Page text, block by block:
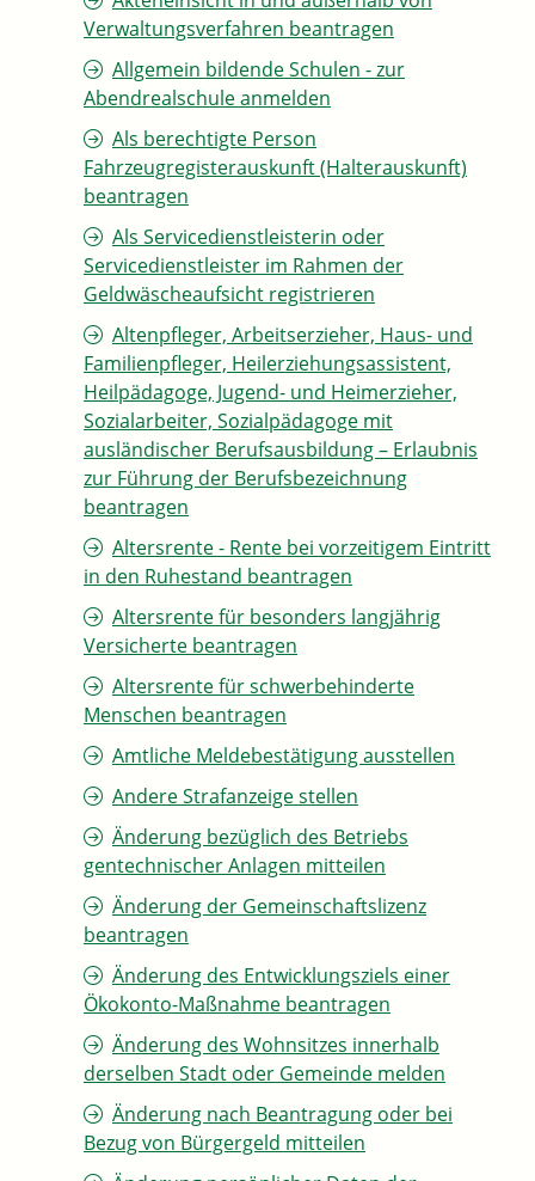
Verwaltungsverfahren beantragen
Allgemein bildende Schulen - zur
Abendrealschule anmelden
Als berechtigte Person
Fahrzeugregisterauskunft (Halterauskunft)
beantragen
Als Servicedienstleisterin oder
Servicedienstleister im Rahmen der
Geldwäscheaufsicht registrieren
Altenpfleger, Arbeitserzieher, Haus- und
Familienpfleger, Heilerziehungsassistent,
Heilpädagoge, Jugend- und Heimerzieher,
Sozialarbeiter, Sozialpädagoge mit
ausländischer Berufsausbildung – Erlaubnis
zur Führung der Berufsbezeichnung
beantragen
Altersrente - Rente bei vorzeitigem Eintritt
in den Ruhestand beantragen
Altersrente für besonders langjährig
Versicherte beantragen
Altersrente für schwerbehinderte
Menschen beantragen
Amtliche Meldebestätigung ausstellen
Andere Strafanzeige stellen
Änderung bezüglich des Betriebs
gentechnischer Anlagen mitteilen
Änderung der Gemeinschaftslizenz
beantragen
Änderung des Entwicklungsziels einer
Ökokonto-Maßnahme beantragen
Änderung des Wohnsitzes innerhalb
derselben Stadt oder Gemeinde melden
Änderung nach Beantragung oder bei
Bezug von Bürgergeld mitteilen